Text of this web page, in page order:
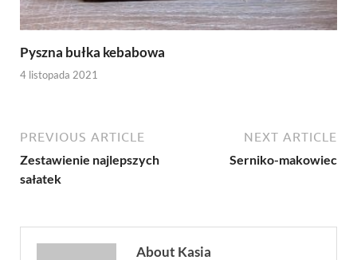
Pyszna bułka kebabowa
4 listopada 2021
PREVIOUS ARTICLE
Zestawienie najlepszych
sałatek
NEXT ARTICLE
Serniko-makowiec
About Kasia